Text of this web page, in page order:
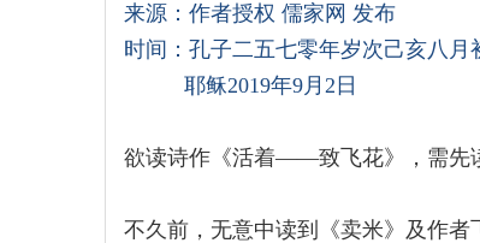
来源：作者授权 儒家网 发布
时间：孔子二五七零年岁次己亥八月
耶稣2019年9月2日
欲读诗作《活着——致飞花》，需先
不久前，无意中读到《卖米》及作